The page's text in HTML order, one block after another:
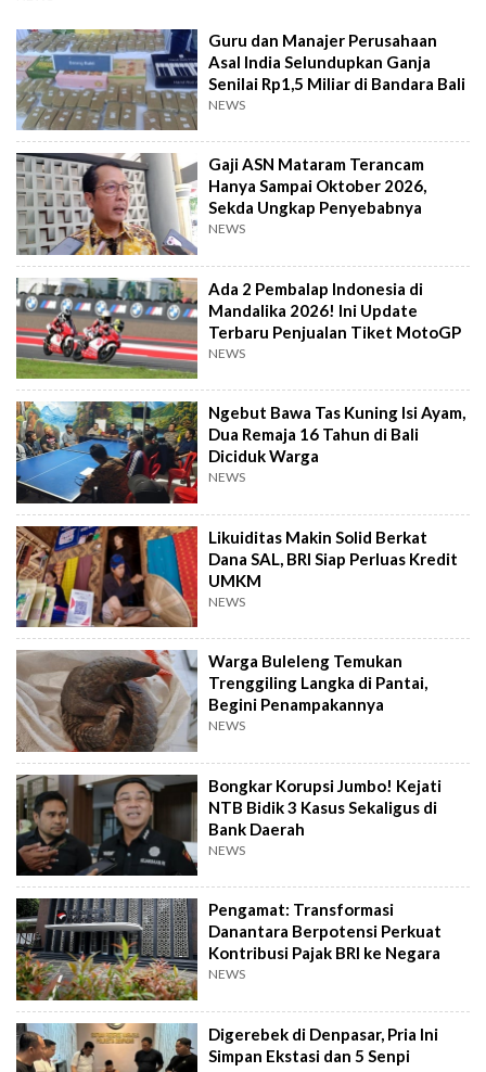
Guru dan Manajer Perusahaan
Asal India Selundupkan Ganja
Senilai Rp1,5 Miliar di Bandara Bali
NEWS
Gaji ASN Mataram Terancam
Hanya Sampai Oktober 2026,
Sekda Ungkap Penyebabnya
NEWS
Ada 2 Pembalap Indonesia di
Mandalika 2026! Ini Update
Terbaru Penjualan Tiket MotoGP
NEWS
Ngebut Bawa Tas Kuning Isi Ayam,
Dua Remaja 16 Tahun di Bali
Diciduk Warga
NEWS
Likuiditas Makin Solid Berkat
Dana SAL, BRI Siap Perluas Kredit
UMKM
NEWS
Warga Buleleng Temukan
Trenggiling Langka di Pantai,
Begini Penampakannya
NEWS
Bongkar Korupsi Jumbo! Kejati
NTB Bidik 3 Kasus Sekaligus di
Bank Daerah
NEWS
Pengamat: Transformasi
Danantara Berpotensi Perkuat
Kontribusi Pajak BRI ke Negara
NEWS
Digerebek di Denpasar, Pria Ini
Simpan Ekstasi dan 5 Senpi